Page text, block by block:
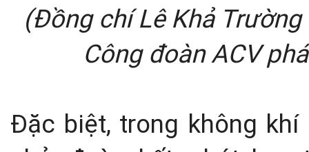
(Đồng chí Lê Khả
Công đoàn ACV
Đặc biệt, trong không